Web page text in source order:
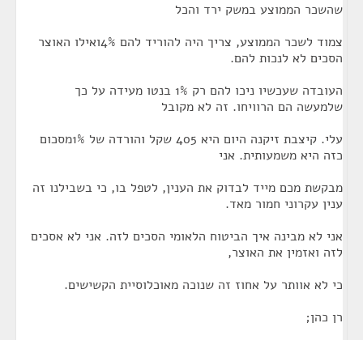
שהשכר הממוצע במשק ירד והכל
צמוד לשכר הממוצע, צריך היה להוריד להם 4%ואילו האוצר
הסכים לא לנכות להם.
העובדה שעכשיו ניכו להם רק 1% בנטו מעידה על כך
שלמעשה הם הרוויחו. זה לא מקובל
עלי. קיצבת זיקנה היום היא 405 שקל והורדה של 1%מסכום
כזה היא משמעותית. אני
מבקשת מכם מייד לבדוק את הענין, לטפל בו, כי בשבילנו זה
ענין עקרוני חמור מאד.
אני לא מבינה איך הביטוח הלאומי הסכים לזה. אני לא אסכים
לזה ואזמין את האוצר,
כי לא אוותר על אחוז זה שנוכה מאוכלוסיית הקשישים.
רן כהן;